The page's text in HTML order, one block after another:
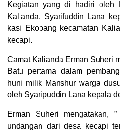
Kegiatan yang di hadiri oleh
Kalianda, Syarifuddin Lana
kasi Ekobang kecamatan
kecapi.
Camat Kalianda Erman Suheri
Batu pertama dalam
huni milik Manshur warga
oleh Syaripuddin Lana kepala
Erman Suheri mengatakan,
undangan dari desa kecapi